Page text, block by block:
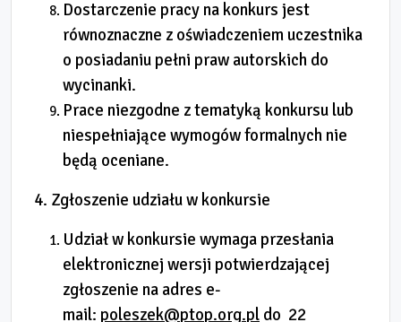
Dostarczenie pracy na konkurs jest
równoznaczne z oświadczeniem uczestnika
o posiadaniu pełni praw autorskich do
wycinanki.
Prace niezgodne z tematyką konkursu lub
niespełniające wymogów formalnych nie
będą oceniane.
4. Zgłoszenie udziału w konkursie
Udział w konkursie wymaga przesłania
elektronicznej wersji potwierdzającej
zgłoszenie na adres e-
mail: poleszek@ptop.org.pl do 22